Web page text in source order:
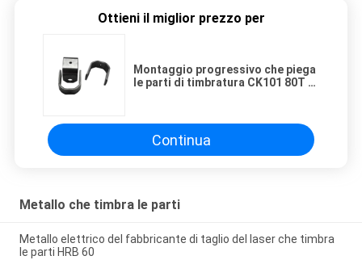
Ottieni il miglior prezzo per
Montaggio progressivo che piega
le parti di timbratura CK101 80T di
Continua
Metallo che timbra le parti
Metallo elettrico del fabbricante di taglio del laser che timbra
le parti HRB 60